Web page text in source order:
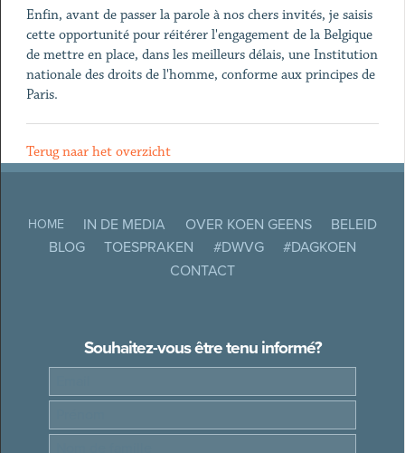
Enfin, avant de passer la parole à nos chers invités, je saisis
cette opportunité pour réitérer l'engagement de la Belgique
de mettre en place, dans les meilleurs délais, une Institution
nationale des droits de l'homme, conforme aux principes de
Paris.
Terug naar het overzicht
HOME IN DE MEDIA OVER KOEN GEENS
BELEID
BLOG
TOESPRAKEN #DWVG
#DAGKOEN
CONTACT
Souhaitez-vous être tenu informé?